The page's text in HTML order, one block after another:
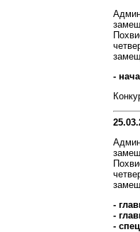
-
-
-
-